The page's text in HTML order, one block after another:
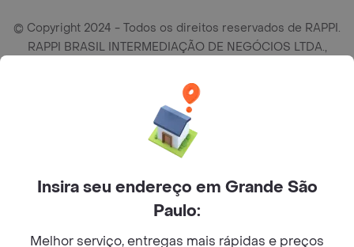
© Copyright 2024 - Todos os direitos reservados de RAPPI.
RAPPI BRASIL INTERMEDIAÇÃO DE NEGÓCIOS LTDA.,
conj. 91, Lado A, Cerqueira Cesar, São Paulo/SP CEP. 01414-
905, CNPJ/MF n° 26.900.161/0001-25.
Insira seu endereço em Grande São
Paulo:
Melhor serviço, entregas mais rápidas e preços